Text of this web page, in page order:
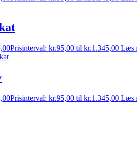
Prisinterval: kr.95,00 til kr.1.345,00 Læs
Prisinterval: kr.95,00 til kr.1.345,00 Læs